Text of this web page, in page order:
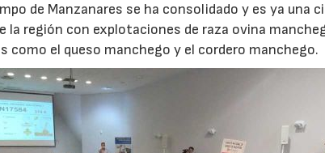
de Manzanares se ha consolidado y es ya una
la región con explotaciones de raza ovina
como el queso manchego y el cordero manchego.